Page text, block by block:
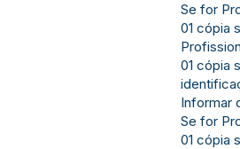
Se for
01 cópia
01 cópia
Informar
Se for
01 cópia